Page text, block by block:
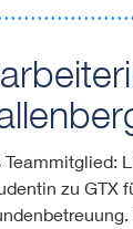
Teammitglied:
zu GTX